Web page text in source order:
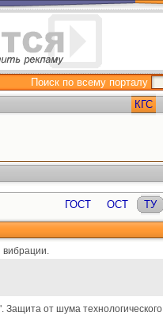
Поиск по всему порталу
КГС
ГОСТ ОСТ ТУ
вибрации.
от шума технологического